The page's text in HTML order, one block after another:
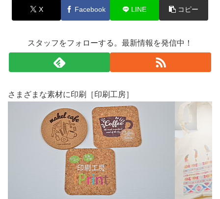
X Facebook LINE コピー
スタッフをフォローする。最新情報を発信中！
さまざまな素材に印刷［印刷工房］